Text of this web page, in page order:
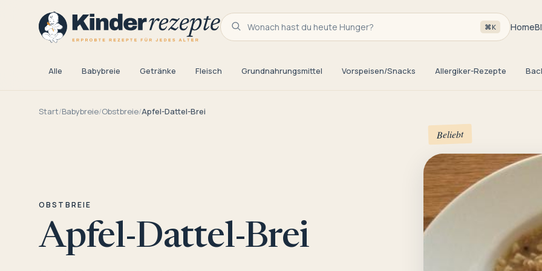
Wonach hast du heute Hunger? ⌘K Home
Alle Babybreie Getränke Fleisch Grundnahrungsmittel Vorspeisen/Snacks Allergiker-Rezepte
Start/Babybreie/Obstbreie/Apfel-Dattel-Brei
OBSTBREIE
Apfel-Dattel-Brei
Beliebt